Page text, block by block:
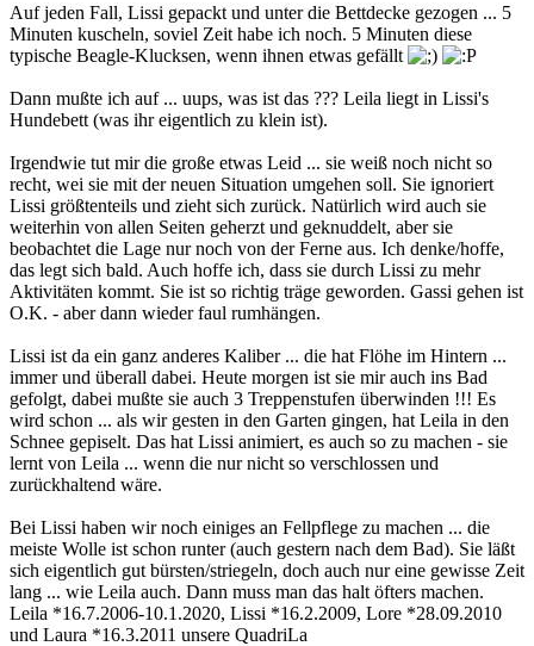
Auf jeden Fall, Lissi gepackt und unter die Bettdecke gezogen ... 5
Minuten kuscheln, soviel Zeit habe ich noch. 5 Minuten diese
typische Beagle-Klucksen, wenn ihnen etwas gefällt
Dann mußte ich auf ... uups, was ist das ??? Leila liegt in Lissi's
Hundebett (was ihr eigentlich zu klein ist).
Irgendwie tut mir die große etwas Leid ... sie weiß noch nicht so
recht, wei sie mit der neuen Situation umgehen soll. Sie ignoriert
Lissi größtenteils und zieht sich zurück. Natürlich wird auch sie
weiterhin von allen Seiten geherzt und geknuddelt, aber sie
beobachtet die Lage nur noch von der Ferne aus. Ich denke/hoffe,
das legt sich bald. Auch hoffe ich, dass sie durch Lissi zu mehr
Aktivitäten kommt. Sie ist so richtig träge geworden. Gassi gehen ist
O.K. - aber dann wieder faul rumhängen.
Lissi ist da ein ganz anderes Kaliber ... die hat Flöhe im Hintern ...
immer und überall dabei. Heute morgen ist sie mir auch ins Bad
gefolgt, dabei mußte sie auch 3 Treppenstufen überwinden !!! Es
wird schon ... als wir gesten in den Garten gingen, hat Leila in den
Schnee gepiselt. Das hat Lissi animiert, es auch so zu machen - sie
lernt von Leila ... wenn die nur nicht so verschlossen und
zurückhaltend wäre.
Bei Lissi haben wir noch einiges an Fellpflege zu machen ... die
meiste Wolle ist schon runter (auch gestern nach dem Bad). Sie läßt
sich eigentlich gut bürsten/striegeln, doch auch nur eine gewisse Zeit
lang ... wie Leila auch. Dann muss man das halt öfters machen.
Leila *16.7.2006-10.1.2020, Lissi *16.2.2009, Lore *28.09.2010
und Laura *16.3.2011 unsere QuadriLa